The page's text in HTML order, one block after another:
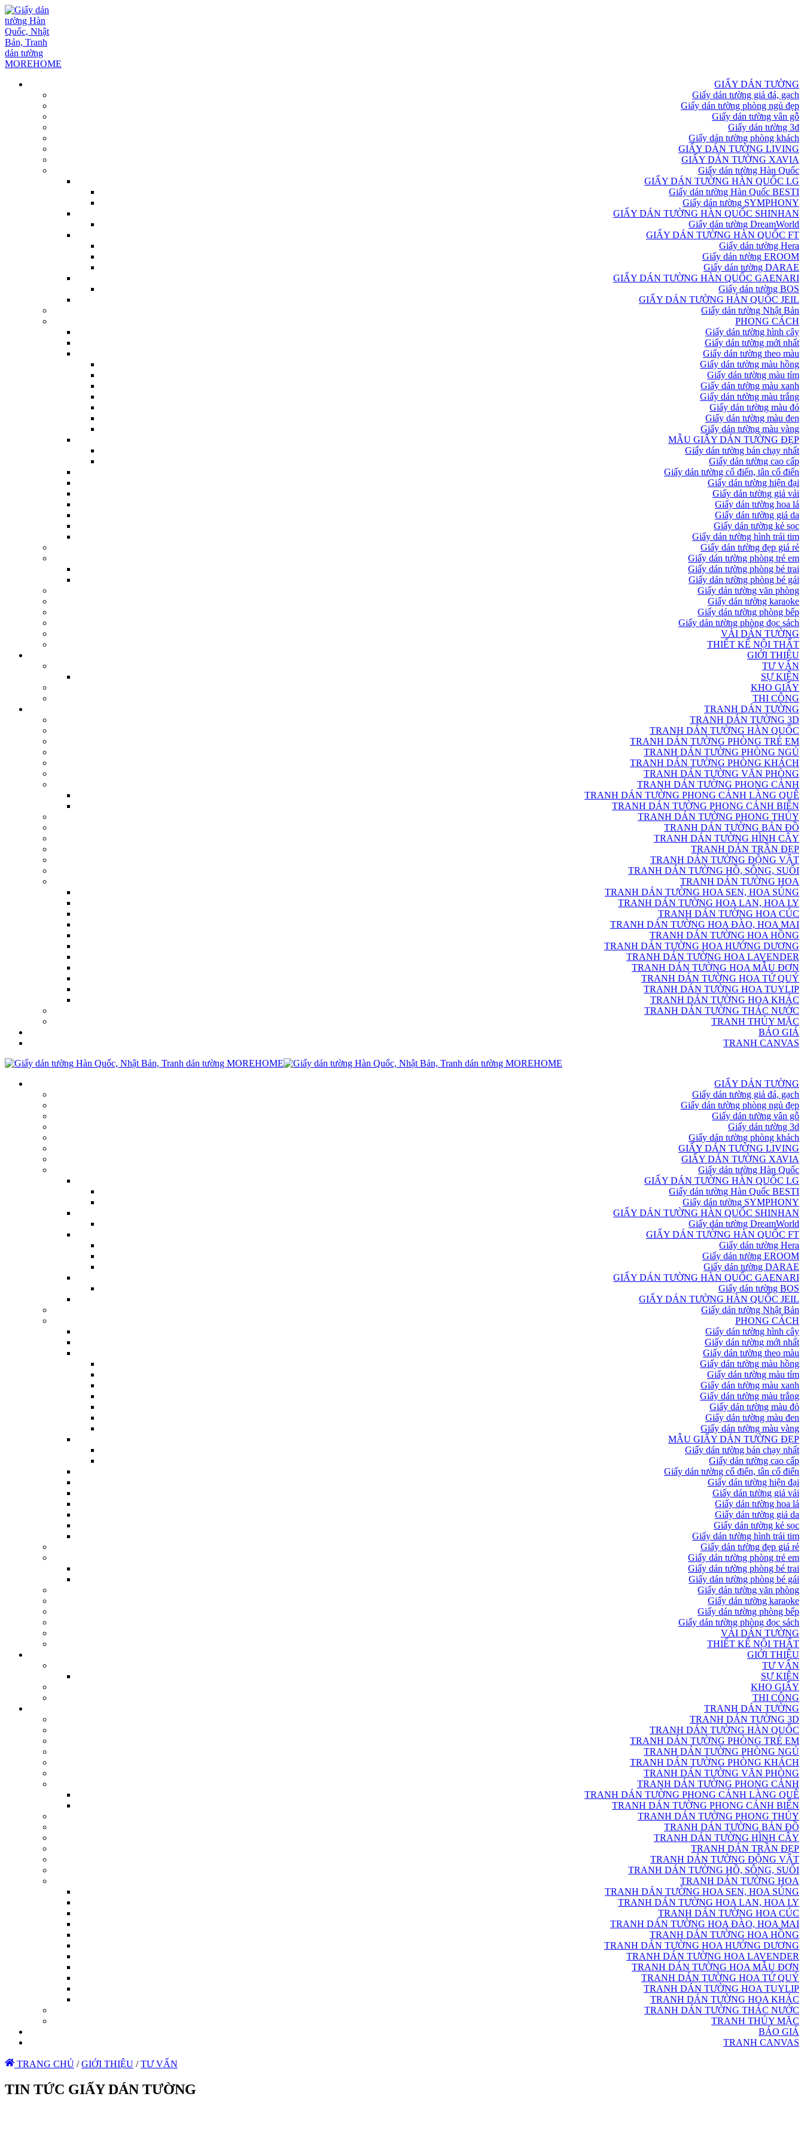
GIẤY DÁN TƯỜNG
Giấy dán tường giả đá, gạch
Giấy dán tường phòng ngủ đẹp
Giấy dán tường vân gỗ
Giấy dán tường 3d
Giấy dán tường phòng khách
GIẤY DÁN TƯỜNG LIVING
GIẤY DÁN TƯỜNG XAVIA
Giấy dán tường Hàn Quốc
GIẤY DÁN TƯỜNG HÀN QUỐC LG
Giấy dán tường Hàn Quốc BESTI
Giấy dán tường SYMPHONY
GIẤY DÁN TƯỜNG HÀN QUỐC SHINHAN
Giấy dán tường DreamWorld
GIẤY DÁN TƯỜNG HÀN QUỐC FT
Giấy dán tường Hera
Giấy dán tường EROOM
Giấy dán tường DARAE
GIẤY DÁN TƯỜNG HÀN QUỐC GAENARI
Giấy dán tường BOS
GIẤY DÁN TƯỜNG HÀN QUỐC JEIL
Giấy dán tường Nhật Bản
PHONG CÁCH
Giấy dán tường hình cây
Giấy dán tường mới nhất
Giấy dán tường theo màu
Giấy dán tường màu hồng
Giấy dán tường màu tím
Giấy dán tường màu xanh
Giấy dán tường màu trắng
Giấy dán tường màu đỏ
Giấy dán tường màu đen
Giấy dán tường màu vàng
MẪU GIẤY DÁN TƯỜNG ĐẸP
Giấy dán tường bán chạy nhất
Giấy dán tường cao cấp
Giấy dán tường cổ điển, tân cổ điển
Giấy dán tường hiện đại
Giấy dán tường giả vải
Giấy dán tường hoa lá
Giấy dán tường giả da
Giấy dán tường kẻ sọc
Giấy dán tường hình trái tim
Giấy dán tường đẹp giá rẻ
Giấy dán tường phòng trẻ em
Giấy dán tường phòng bé trai
Giấy dán tường phòng bé gái
Giấy dán tường văn phòng
Giấy dán tường karaoke
Giấy dán tường phòng bếp
Giấy dán tường phòng đọc sách
VẢI DÁN TƯỜNG
THIẾT KẾ NỘI THẤT
GIỚI THIỆU
TƯ VẤN
SỰ KIỆN
KHO GIẤY
THI CÔNG
TRANH DÁN TƯỜNG
TRANH DÁN TƯỜNG 3D
TRANH DÁN TƯỜNG HÀN QUỐC
TRANH DÁN TƯỜNG PHÒNG TRẺ EM
TRANH DÁN TƯỜNG PHÒNG NGỦ
TRANH DÁN TƯỜNG PHÒNG KHÁCH
TRANH DÁN TƯỜNG VĂN PHÒNG
TRANH DÁN TƯỜNG PHONG CẢNH
TRANH DÁN TƯỜNG PHONG CẢNH LÀNG QUÊ
TRANH DÁN TƯỜNG PHONG CẢNH BIỂN
TRANH DÁN TƯỜNG PHONG THỦY
TRANH DÁN TƯỜNG BẢN ĐỒ
TRANH DÁN TƯỜNG HÌNH CÂY
TRANH DÁN TRẦN ĐẸP
TRANH DÁN TƯỜNG ĐỘNG VẬT
TRANH DÁN TƯỜNG HỒ, SÔNG, SUỐI
TRANH DÁN TƯỜNG HOA
TRANH DÁN TƯỜNG HOA SEN, HOA SÚNG
TRANH DÁN TƯỜNG HOA LAN, HOA LY
TRANH DÁN TƯỜNG HOA CÚC
TRANH DÁN TƯỜNG HOA ĐÀO, HOA MAI
TRANH DÁN TƯỜNG HOA HỒNG
TRANH DÁN TƯỜNG HOA HƯỚNG DƯƠNG
TRANH DÁN TƯỜNG HOA LAVENDER
TRANH DÁN TƯỜNG HOA MẪU ĐƠN
TRANH DÁN TƯỜNG HOA TỨ QUÝ
TRANH DÁN TƯỜNG HOA TUYLIP
TRANH DÁN TƯỜNG HOA KHÁC
TRANH DÁN TƯỜNG THÁC NƯỚC
TRANH THỦY MẶC
BÁO GIÁ
TRANH CANVAS
GIẤY DÁN TƯỜNG
Giấy dán tường giả đá, gạch
Giấy dán tường phòng ngủ đẹp
Giấy dán tường vân gỗ
Giấy dán tường 3d
Giấy dán tường phòng khách
GIẤY DÁN TƯỜNG LIVING
GIẤY DÁN TƯỜNG XAVIA
Giấy dán tường Hàn Quốc
GIẤY DÁN TƯỜNG HÀN QUỐC LG
Giấy dán tường Hàn Quốc BESTI
Giấy dán tường SYMPHONY
GIẤY DÁN TƯỜNG HÀN QUỐC SHINHAN
Giấy dán tường DreamWorld
GIẤY DÁN TƯỜNG HÀN QUỐC FT
Giấy dán tường Hera
Giấy dán tường EROOM
Giấy dán tường DARAE
GIẤY DÁN TƯỜNG HÀN QUỐC GAENARI
Giấy dán tường BOS
GIẤY DÁN TƯỜNG HÀN QUỐC JEIL
Giấy dán tường Nhật Bản
PHONG CÁCH
Giấy dán tường hình cây
Giấy dán tường mới nhất
Giấy dán tường theo màu
Giấy dán tường màu hồng
Giấy dán tường màu tím
Giấy dán tường màu xanh
Giấy dán tường màu trắng
Giấy dán tường màu đỏ
Giấy dán tường màu đen
Giấy dán tường màu vàng
MẪU GIẤY DÁN TƯỜNG ĐẸP
Giấy dán tường bán chạy nhất
Giấy dán tường cao cấp
Giấy dán tường cổ điển, tân cổ điển
Giấy dán tường hiện đại
Giấy dán tường giả vải
Giấy dán tường hoa lá
Giấy dán tường giả da
Giấy dán tường kẻ sọc
Giấy dán tường hình trái tim
Giấy dán tường đẹp giá rẻ
Giấy dán tường phòng trẻ em
Giấy dán tường phòng bé trai
Giấy dán tường phòng bé gái
Giấy dán tường văn phòng
Giấy dán tường karaoke
Giấy dán tường phòng bếp
Giấy dán tường phòng đọc sách
VẢI DÁN TƯỜNG
THIẾT KẾ NỘI THẤT
GIỚI THIỆU
TƯ VẤN
SỰ KIỆN
KHO GIẤY
THI CÔNG
TRANH DÁN TƯỜNG
TRANH DÁN TƯỜNG 3D
TRANH DÁN TƯỜNG HÀN QUỐC
TRANH DÁN TƯỜNG PHÒNG TRẺ EM
TRANH DÁN TƯỜNG PHÒNG NGỦ
TRANH DÁN TƯỜNG PHÒNG KHÁCH
TRANH DÁN TƯỜNG VĂN PHÒNG
TRANH DÁN TƯỜNG PHONG CẢNH
TRANH DÁN TƯỜNG PHONG CẢNH LÀNG QUÊ
TRANH DÁN TƯỜNG PHONG CẢNH BIỂN
TRANH DÁN TƯỜNG PHONG THỦY
TRANH DÁN TƯỜNG BẢN ĐỒ
TRANH DÁN TƯỜNG HÌNH CÂY
TRANH DÁN TRẦN ĐẸP
TRANH DÁN TƯỜNG ĐỘNG VẬT
TRANH DÁN TƯỜNG HỒ, SÔNG, SUỐI
TRANH DÁN TƯỜNG HOA
TRANH DÁN TƯỜNG HOA SEN, HOA SÚNG
TRANH DÁN TƯỜNG HOA LAN, HOA LY
TRANH DÁN TƯỜNG HOA CÚC
TRANH DÁN TƯỜNG HOA ĐÀO, HOA MAI
TRANH DÁN TƯỜNG HOA HỒNG
TRANH DÁN TƯỜNG HOA HƯỚNG DƯƠNG
TRANH DÁN TƯỜNG HOA LAVENDER
TRANH DÁN TƯỜNG HOA MẪU ĐƠN
TRANH DÁN TƯỜNG HOA TỨ QUÝ
TRANH DÁN TƯỜNG HOA TUYLIP
TRANH DÁN TƯỜNG HOA KHÁC
TRANH DÁN TƯỜNG THÁC NƯỚC
TRANH THỦY MẶC
BÁO GIÁ
TRANH CANVAS
TRANG CHỦ / GIỚI THIỆU / TƯ VẤN
TIN TỨC GIẤY DÁN TƯỜNG